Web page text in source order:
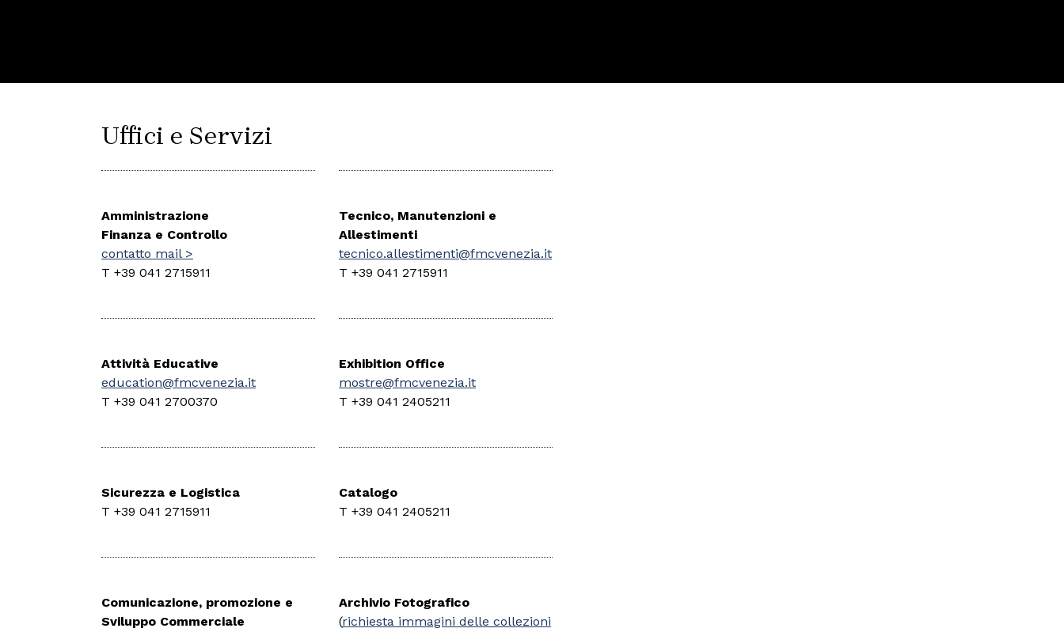
Uffici e Servizi
Amministrazione
Finanza e Controllo
contatto mail >
T +39 041 2715911
Attività Educative
education@fmcvenezia.it
T +39 041 2700370
Sicurezza e Logistica
T +39 041 2715911
Comunicazione, promozione e
Sviluppo Commerciale
Tecnico, Manutenzioni e
Allestimenti
tecnico.allestimenti@fmcvenezia.it
T +39 041 2715911
Exhibition Office
mostre@fmcvenezia.it
T +39 041 2405211
Catalogo
T +39 041 2405211
Archivio Fotografico
(richiesta immagini delle collezioni